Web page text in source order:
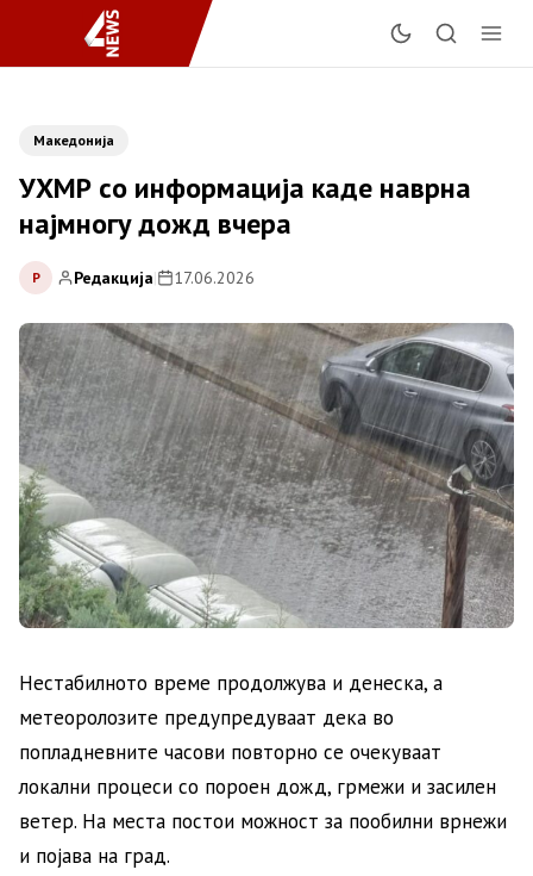
Македонија
УХМР со информација каде наврна
најмногу дожд вчера
Р Редакција| 17.06.2026
Нестабилното време продолжува и денеска, а
метеоролозите предупредуваат дека во
попладневните часови повторно се очекуваат
локални процеси со пороен дожд, грмежи и засилен
ветер. На места постои можност за пообилни врнежи
и појава на град.